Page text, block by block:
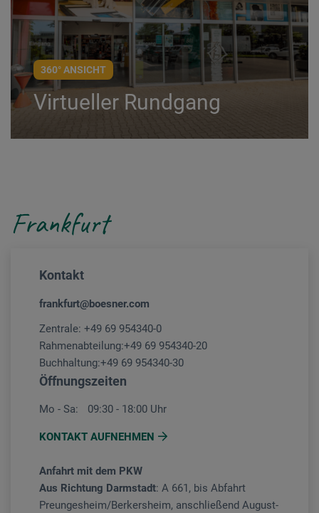
360° ANSICHT
Virtueller Rundgang
Frankfurt
Kontakt
frankfurt@boesner.com
Zentrale: +49 69 954340-0
Rahmenabteilung:+49 69 954340-20
Buchhaltung:+49 69 954340-30
Öffnungszeiten
Mo - Sa: 09:30 - 18:00 Uhr
KONTAKT AUFNEHMEN
Anfahrt mit dem PKW
Aus Richtung Darmstadt: A 661, bis Abfahrt
Preungesheim/Berkersheim, anschließend August-